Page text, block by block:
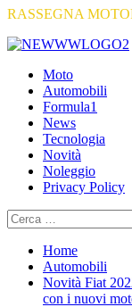
RASSEGNA
Primary
Moto
Automobili
Formula1
News
Tecnologia
Novità
Noleggio
Privacy Policy
Ricerca
per:
Home
Automobili
Novità Fiat
con i nuovi